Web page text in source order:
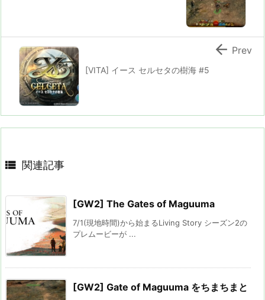
[VITA] イース セルセタの樹海 #5
 Prev
 関連記事
[GW2] The Gates of Maguuma
7/1(現地時間)から始まるLiving Story シーズン2の
プレムービーが ...
[GW2] Gate of Maguuma をちまちまと